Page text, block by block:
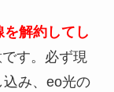
解約してし
す。必ず現
み、eo光の